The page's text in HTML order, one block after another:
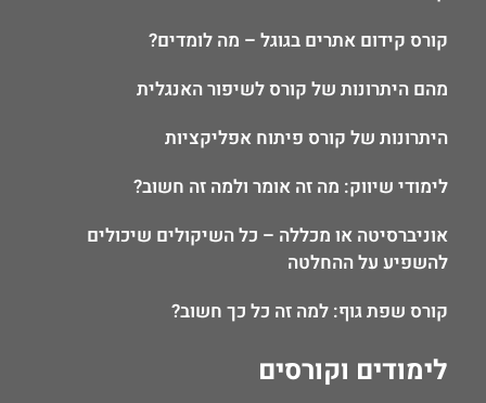
לימודים וקורסים
קורס קידום אתרים בגוגל – מה לומדים?
מהם היתרונות של קורס לשיפור האנגלית
היתרונות של קורס פיתוח אפליקציות
לימודי שיווק: מה זה אומר ולמה זה חשוב?
אוניברסיטה או מכללה – כל השיקולים שיכולים
להשפיע על ההחלטה
קורס שפת גוף: למה זה כל כך חשוב?